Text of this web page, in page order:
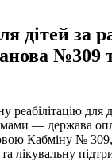
дітей за
№309
для
— держава
Кабміну №
лікувальну